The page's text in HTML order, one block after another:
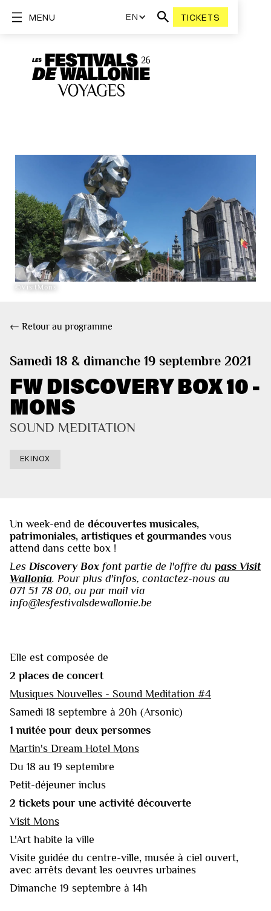
EN TICKETS
MENU
©VisitMons
← Retour au programme
Samedi 18 & dimanche 19 septembre 2021
FW DISCOVERY BOX 10 -
MONS
SOUND MEDITATION
EKINOX
Un week-end de découvertes musicales,
patrimoniales, artistiques et gourmandes vous
attend dans cette box !‍‍
Les Discovery Box font partie de l'offre du pass Visit
Wallonia. Pour plus d'infos, contactez-nous au
071 51 78 00, ou par mail via
info@lesfestivalsdewallonie.be
Elle est composée de
‍2 places de concert
Musiques Nouvelles - Sound Meditation #4
Samedi 18 septembre à 20h (Arsonic)
1 nuitée pour deux personnes
Martin's Dream Hotel Mons
Du 18 au 19 septembre
Petit-déjeuner inclus
2 tickets pour une activité découverte
Visit Mons
L'Art habite la ville
Visite guidée du centre-ville, musée à ciel ouvert,
avec arrêts devant les oeuvres urbaines
Dimanche 19 septembre à 14h